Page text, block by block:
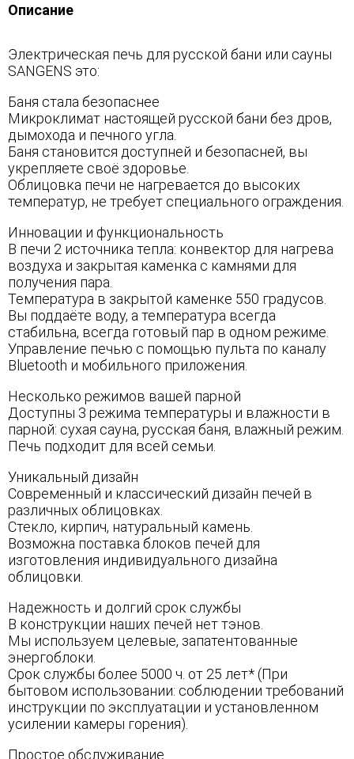
Описание
Электрическая печь для русской бани или сауны
SANGENS это:
Баня стала безопаснее
Микроклимат настоящей русской бани без дров,
дымохода и печного угла.
Баня становится доступней и безопасней, вы
укрепляете своё здоровье.
Облицовка печи не нагревается до высоких
температур, не требует специального ограждения.
Инновации и функциональность
В печи 2 источника тепла: конвектор для нагрева
воздуха и закрытая каменка с камнями для
получения пара.
Температура в закрытой каменке 550 градусов.
Вы поддаёте воду, а температура всегда
стабильна, всегда готовый пар в одном режиме.
Управление печью с помощью пульта по каналу
Bluetooth и мобильного приложения.
Несколько режимов вашей парной
Доступны 3 режима температуры и влажности в
парной: сухая сауна, русская баня, влажный режим.
Печь подходит для всей семьи.
Уникальный дизайн
Современный и классический дизайн печей в
различных облицовках.
Стекло, кирпич, натуральный камень.
Возможна поставка блоков печей для
изготовления индивидуального дизайна
облицовки.
Надежность и долгий срок службы
В конструкции наших печей нет тэнов.
Мы используем целевые, запатентованные
энергоблоки.
Срок службы более 5000 ч. от 25 лет* (При
бытовом использовании: соблюдении требований
инструкции по эксплуатации и установленном
усилении камеры горения).
Простое обслуживание